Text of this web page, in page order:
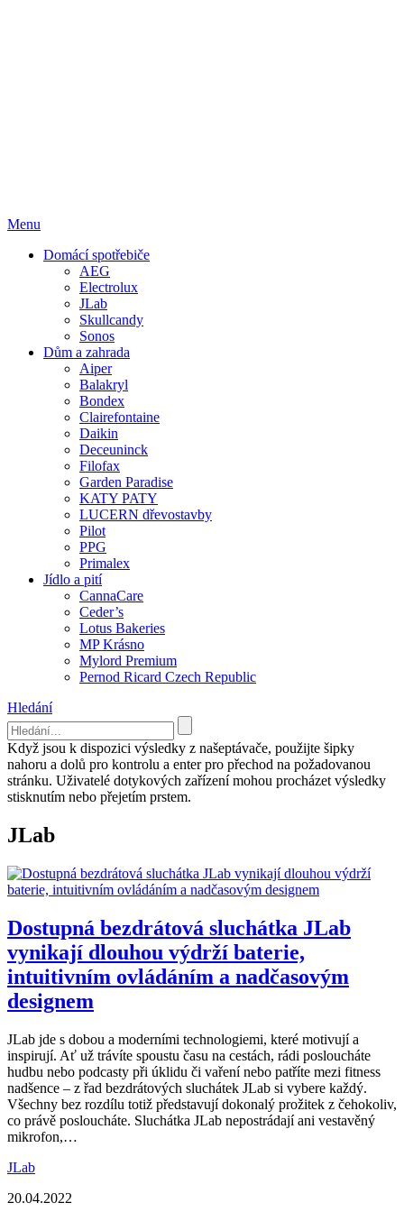
Menu
Domácí spotřebiče
AEG
Electrolux
JLab
Skullcandy
Sonos
Dům a zahrada
Aiper
Balakryl
Bondex
Clairefontaine
Daikin
Deceuninck
Filofax
Garden Paradise
KATY PATY
LUCERN dřevostavby
Pilot
PPG
Primalex
Jídlo a pití
CannaCare
Ceder’s
Lotus Bakeries
MP Krásno
Mylord Premium
Pernod Ricard Czech Republic
Hledání
Když jsou k dispozici výsledky z našeptávače, použijte šipky
nahoru a dolů pro kontrolu a enter pro přechod na požadovanou
stránku. Uživatelé dotykových zařízení mohou procházet výsledky
stisknutím nebo přejetím prstem.
JLab
Dostupná bezdrátová sluchátka JLab
vynikají dlouhou výdrží baterie,
intuitivním ovládáním a nadčasovým
designem
JLab jde s dobou a moderními technologiemi, které motivují a
inspirují. Ať už trávíte spoustu času na cestách, rádi posloucháte
hudbu nebo podcasty při úklidu či vaření nebo patříte mezi fitness
nadšence – z řad bezdrátových sluchátek JLab si vybere každý.
Všechny bez rozdílu totiž představují dokonalý prožitek z čehokoliv,
co právě posloucháte. Sluchátka JLab nepostrádají ani vestavěný
mikrofon,…
JLab
20.04.2022